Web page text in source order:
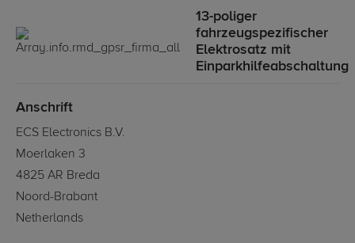
13-poliger
fahrzeugspezifischer
Elektrosatz mit
Einparkhilfeabschaltung
Anschrift
ECS Electronics B.V.
Moerlaken 3
4825 AR Breda
Noord-Brabant
Netherlands